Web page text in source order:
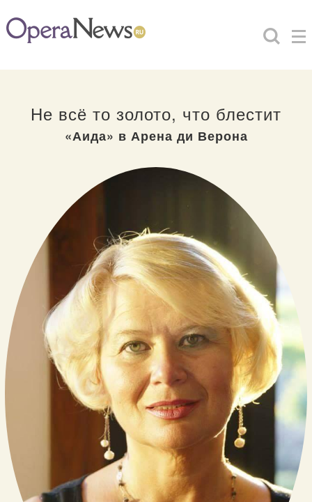
Не всё то золото, что блестит
«Аида» в Арена ди Верона